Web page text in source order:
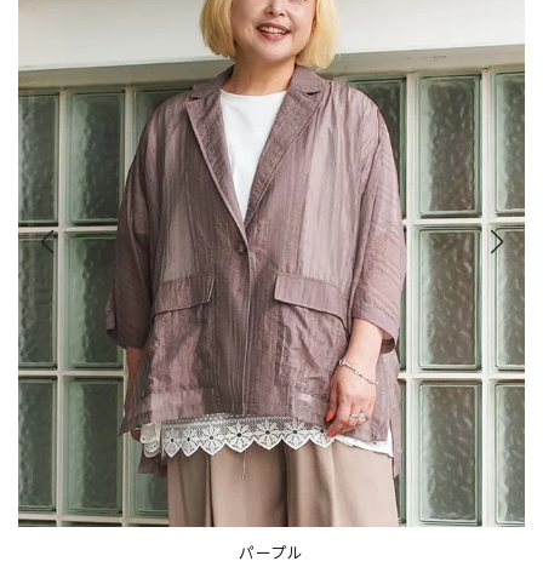
パープル